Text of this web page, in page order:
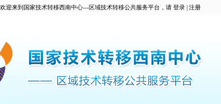
欢迎来到国家技术转移西南中心---区域技术转移公共服务平台，请 登录 注册